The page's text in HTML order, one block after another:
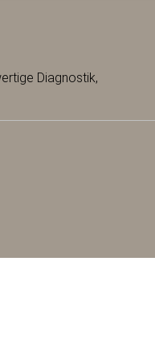
Diagnostik,